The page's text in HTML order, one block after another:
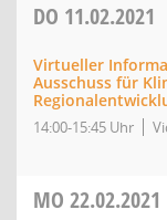
DO 11.02.2021
Virtueller
Ausschuss für
14:00-15:45 Uhr
MO 22.02.2021